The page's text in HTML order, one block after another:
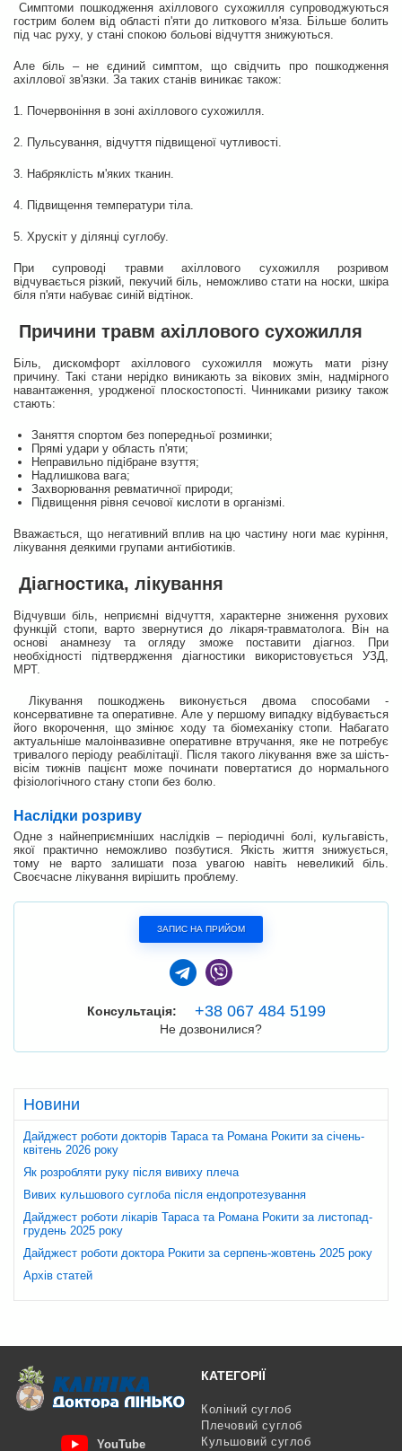
Новини
Дайджест роботи докторів Тараса та Романа Рокити за січень-
квітень 2026 року
Як розробляти руку після вивиху плеча
Вивих кульшового суглоба після ендопротезування
Дайджест роботи лікарів Тараса та Романа Рокити за листопад-
грудень 2025 року
Дайджест роботи доктора Рокити за серпень-жовтень 2025 року
Архів статей
Симптоми пошкодження ахіллового сухожилля супроводжуються
гострим болем від області п'яти до литкового м'яза. Більше болить
під час руху, у стані спокою больові відчуття знижуються.
Але біль – не єдиний симптом, що свідчить про пошкодження
ахіллової зв'язки. За таких станів виникає також:
1. Почервоніння в зоні ахіллового сухожилля.
2. Пульсування, відчуття підвищеної чутливості.
3. Набряклість м'яких тканин.
4. Підвищення температури тіла.
5. Хрускіт у ділянці суглобу.
При супроводі травми ахіллового сухожилля розривом
відчувається різкий, пекучий біль, неможливо стати на носки, шкіра
біля п'яти набуває синій відтінок.
Причини травм ахіллового сухожилля
Біль, дискомфорт ахіллового сухожилля можуть мати різну
причину. Такі стани нерідко виникають за вікових змін, надмірного
навантаження, уродженої плоскостопості. Чинниками ризику також
стають:
Заняття спортом без попередньої розминки;
Прямі удари у область п'яти;
Неправильно підібране взуття;
Надлишкова вага;
Захворювання ревматичної природи;
Підвищення рівня сечової кислоти в організмі.
Вважається, що негативний вплив на цю частину ноги має куріння,
лікування деякими групами антибіотиків.
Діагностика, лікування
Відчувши біль, неприємні відчуття, характерне зниження рухових
функцій стопи, варто звернутися до лікаря-травматолога. Він на
основі анамнезу та огляду зможе поставити діагноз. При
необхідності підтвердження діагностики використовується УЗД,
МРТ.
Лікування пошкоджень виконується двома способами -
консервативне та оперативне. Але у першому випадку відбувається
його вкорочення, що змінює ходу та біомеханіку стопи. Набагато
актуальніше малоінвазивне оперативне втручання, яке не потребує
тривалого періоду реабілітації. Після такого лікування вже за шість-
вісім тижнів пацієнт може починати повертатися до нормального
фізіологічного стану стопи без болю.
Наслідки розриву
Одне з найнеприємніших наслідків – періодичні болі, кульгавість,
якої практично неможливо позбутися. Якість життя знижується,
тому не варто залишати поза увагою навіть невеликий біль.
Своєчасне лікування вирішить проблему.
ЗАПИС НА ПРИЙОМ
Консультація: +38 067 484 5199
Не дозвонилися?
YouTube
КАТЕГОРІЇ
Коліний суглоб
Плечовий суглоб
Кульшовий суглоб